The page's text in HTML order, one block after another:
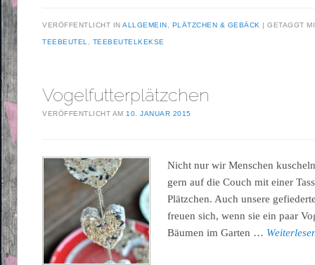
VERÖFFENTLICHT INALLGEMEIN , PLÄTZCHEN & GEBÄCK GETAGGT
TEEBEUTEL, TEEBEUTELKEKSE
Vogelfutterplätzchen
VERÖFFENTLICHT AM 10. JANUAR 2015
Nicht nur wir Menschen
gern auf die Couch mit einer
Plätzchen. Auch unsere
freuen sich, wenn sie ein paar
Bäumen im Garten …